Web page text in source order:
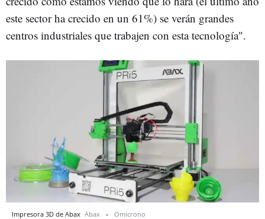
este sector ha crecido en un 61%) se verán grandes
centros industriales que trabajen con esta tecnología".
Impresora 3D de Abax Abax Omicrono